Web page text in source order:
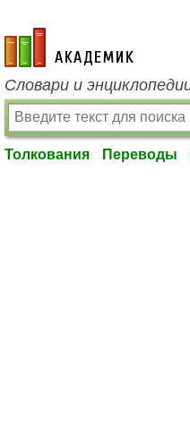
academic.ru
Словари и
Толкования Переводы